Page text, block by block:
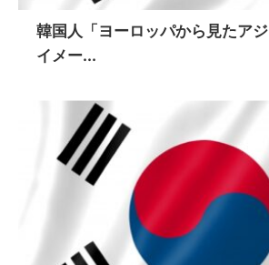
韓国人「ヨーロッパから見たア
イメー...